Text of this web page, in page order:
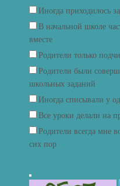
Иногда приходилось
В начальной школе
вместе
Родители только
Родители были
школьных заданий
Иногда списывали у
Все уроки делали на
Родители всегда мне
сих пор